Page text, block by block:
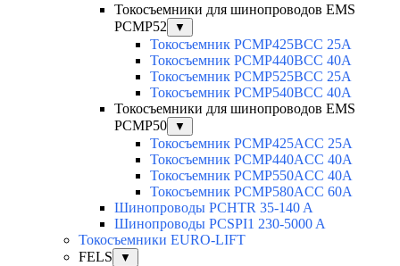
Токосъемники для шинопроводов EMS
PCMP52
▼
Токосъемник PCMP425BCC 25А
Токосъемник PCMP440BCC 40А
Токосъемник PCMP525BCC 25А
Токосъемник PCMP540BCC 40А
Токосъемники для шинопроводов EMS
PCMP50
▼
Токосъемник PCMP425ACC 25А
Токосъемник PCMP440ACC 40А
Токосъемник PCMP550ACC 40A
Токосъемник PCMP580ACC 60A
Шинопроводы PCHTR 35-140 A
Шинопроводы PCSPI1 230-5000 A
Токосъемники EURO-LIFT
FELS
▼